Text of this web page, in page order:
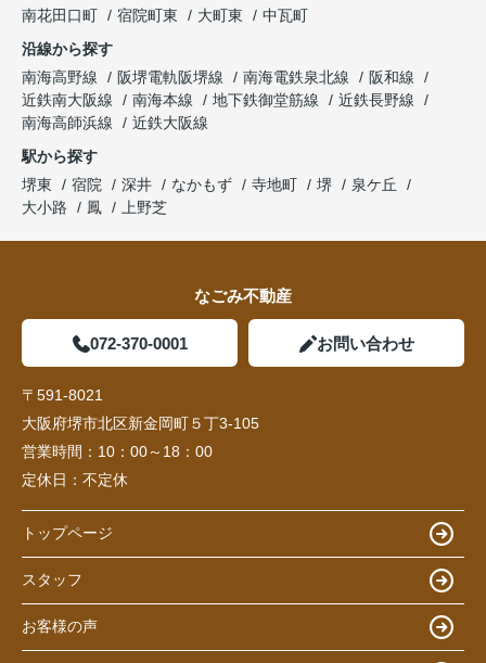
南花田口町
宿院町東 大町東
中瓦町
沿線から探す
南海高野線
阪堺電軌阪堺線 南海電鉄泉北線
阪和線
近鉄南大阪線
南海本線 地下鉄御堂筋線
近鉄長野線
南海高師浜線
近鉄大阪線
駅から探す
堺東
宿院 深井 なかもず 寺地町 堺
泉ケ丘
大小路
鳳 上野芝
なごみ不動産
072-370-0001 お問い合わせ
〒591-8021
大阪府堺市北区新金岡町５丁3-105
営業時間： 10：00～18：00
定休日： 不定休
トップページ
スタッフ
お客様の声